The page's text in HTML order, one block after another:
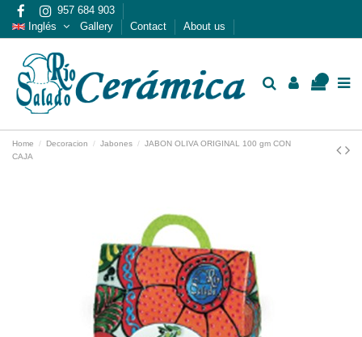
957 684 903
Inglés
Gallery Contact About us
Home Decoracion Jabones
JABON OLIVA ORIGINAL 100 gm CON
CAJA